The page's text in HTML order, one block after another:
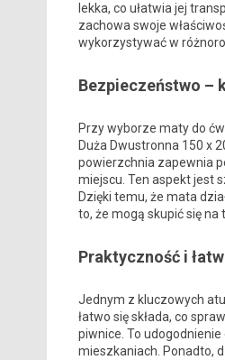
lekka, co ułatwia jej
zachowa swoje
wykorzystywać w
Bezpieczeństwo –
Przy wyborze maty do
Duża Dwustronna 150 x
powierzchnia zapewnia
miejscu. Ten aspekt jest
Dzięki temu, że mata
to, że mogą skupić się
Praktyczność i
Jednym z kluczowych
łatwo się składa, co
piwnice. To
mieszkaniach. Ponadto,